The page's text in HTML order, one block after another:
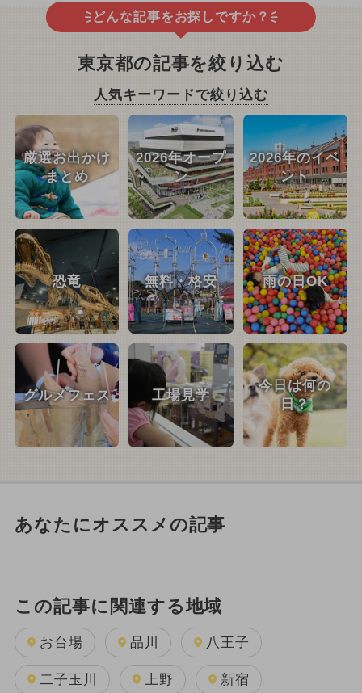
どんな記事をお探しですか？
東京都の記事を絞り込む
人気キーワードで絞り込む
厳選お出かけ
まとめ
2026年オープ
ン
2026年のイベ
ント
恐竜 無料・格安 雨の日OK
グルメフェス 工場見学
今日は何の
日？
あなたにオススメの記事
この記事に関連する地域
お台場 品川 八王子
二子玉川 上野 新宿